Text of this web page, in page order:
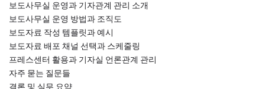
보도사무실 운영과 기자관계 관리 소개
보도사무실 운영 방법과 조직도
보도자료 작성 템플릿과 예시
보도자료 배포 채널 선택과 스케줄링
프레스센터 활용과 기자실 언론관계 관리
자주 묻는 질문들
결론 및 실무 요약